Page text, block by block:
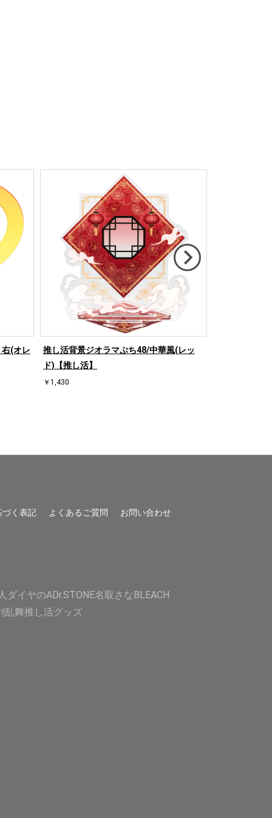
(オレ
推し活背景ジオラマぷち48/中華風(レッ
ド)【推し活】
￥1,430
く表記 よくあるご質問 お問い合わせ
ダイヤのADr.STONE名取さな BLEACH
乱舞推し活グッズ